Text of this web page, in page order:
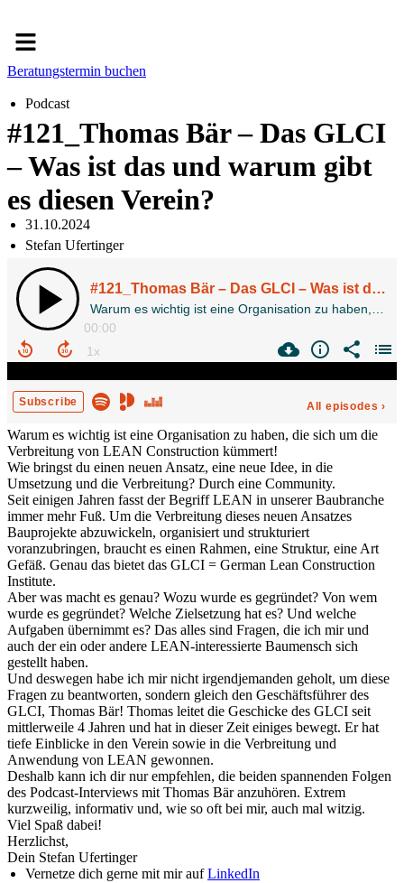
Menü
Beratungstermin buchen
Podcast
#121_Thomas Bär – Das GLCI
– Was ist das und warum gibt
es diesen Verein?
31.10.2024
Stefan Ufertinger
Warum es wichtig ist eine Organisation zu haben, die sich um die
Verbreitung von LEAN Construction kümmert!
Wie bringst du einen neuen Ansatz, eine neue Idee, in die
Umsetzung und die Verbreitung? Durch eine Community.
Seit einigen Jahren fasst der Begriff LEAN in unserer Baubranche
immer mehr Fuß. Um die Verbreitung dieses neuen Ansatzes
Bauprojekte abzuwickeln, organisiert und strukturiert
voranzubringen, braucht es einen Rahmen, eine Struktur, eine Art
Gefäß. Genau das bietet das GLCI = German Lean Construction
Institute.
Aber was macht es genau? Wozu wurde es gegründet? Von wem
wurde es gegründet? Welche Zielsetzung hat es? Und welche
Aufgaben übernimmt es? Das alles sind Fragen, die ich mir und
auch der ein oder andere LEAN-interessierte Baumensch sich
gestellt haben.
Und deswegen habe ich mir nicht irgendjemanden geholt, um diese
Fragen zu beantworten, sondern gleich den Geschäftsführer des
GLCI, Thomas Bär! Thomas leitet die Geschicke des GLCI seit
mittlerweile 4 Jahren und hat in dieser Zeit einiges bewegt. Er hat
tiefe Einblicke in den Verein sowie in die Verbreitung und
Anwendung von LEAN gewonnen.
Deshalb kann ich dir nur empfehlen, die beiden spannenden Folgen
des Podcast-Interviews mit Thomas Bär anzuhören. Extrem
kurzweilig, informativ und, wie so oft bei mir, auch mal witzig.
Viel Spaß dabei!
Herzlichst,
Dein Stefan Ufertinger
Vernetze dich gerne mit mir aufLinkedIn